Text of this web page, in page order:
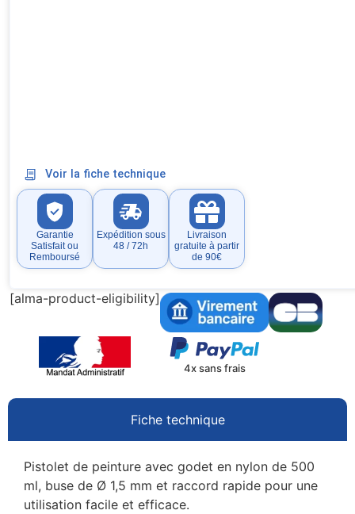
Voir la fiche technique
Garantie
Satisfait ou
Remboursé
Expédition sous
48 / 72h
Livraison
gratuite à partir
de 90€
[alma-product-eligibility]
4x sans frais
Fiche technique
Pistolet de peinture avec godet en nylon de 500
ml, buse de Ø 1,5 mm et raccord rapide pour une
utilisation facile et efficace.